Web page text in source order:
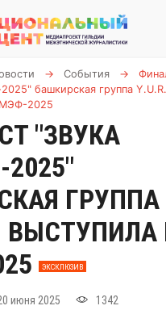
→ События →
башкирская группа
2025
"ЗВУКА
ГРУППА
ЭКСКЛЮЗИВ
июня 2025
1342